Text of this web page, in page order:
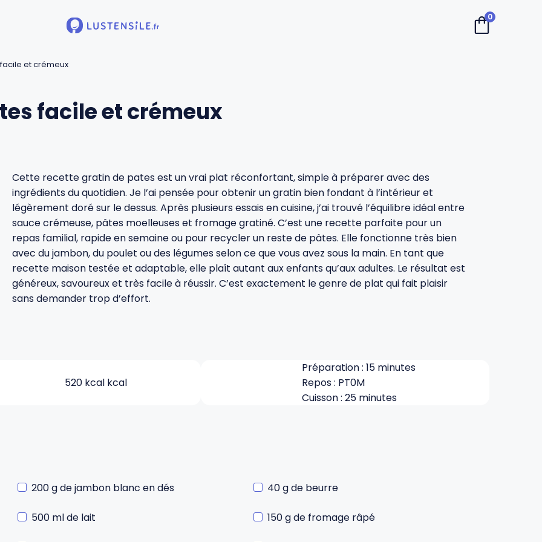
0
et crémeux
facile et crémeux
Cette recette gratin de pates est un vrai plat réconfortant, simple à préparer avec des
ingrédients du quotidien. Je l’ai pensée pour obtenir un gratin bien fondant à l’intérieur et
légèrement doré sur le dessus. Après plusieurs essais en cuisine, j’ai trouvé l’équilibre idéal entre
sauce crémeuse, pâtes moelleuses et fromage gratiné. C’est une recette parfaite pour un
repas familial, rapide en semaine ou pour recycler un reste de pâtes. Elle fonctionne très bien
avec du jambon, du poulet ou des légumes selon ce que vous avez sous la main. En tant que
recette maison testée et adaptable, elle plaît autant aux enfants qu’aux adultes. Le résultat est
généreux, savoureux et très facile à réussir. C’est exactement le genre de plat qui fait plaisir
sans demander trop d’effort.
520 kcal kcal
Préparation : 15 minutes
Repos : PT0M
Cuisson : 25 minutes
200 g de jambon blanc en dés 40 g de beurre
500 ml de lait 150 g de fromage râpé